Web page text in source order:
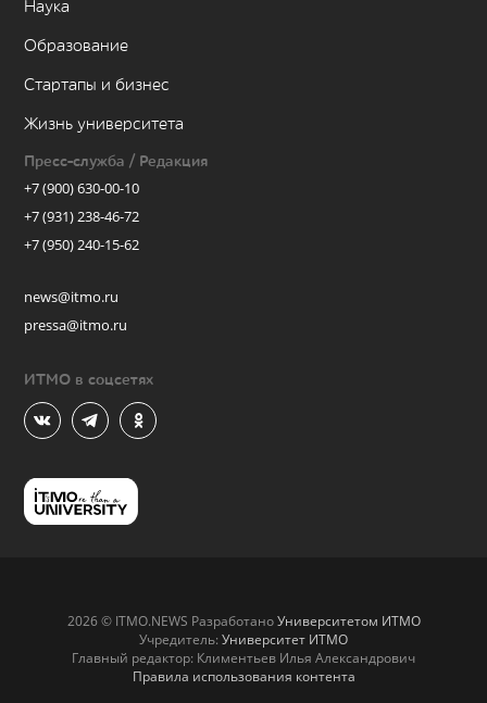
Наука
Образование
Стартапы и бизнес
Жизнь университета
Пресс-служба / Редакция
+7 (900) 630-00-10
+7 (931) 238-46-72
+7 (950) 240-15-62
news@itmo.ru
pressa@itmo.ru
ИТМО в соцсетях
2026 © ITMO.NEWS РазработаноУниверситетом ИТМО
Учредитель: Университет ИТМО
Главный редактор: Климентьев Илья Александрович
Правила использования контента